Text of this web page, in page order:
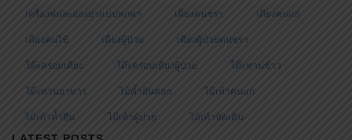
เครื่องพ่นละอองยาแบบพกพา เตียงคนชรา เตียงคนแก่
เตียงคนไข้ เตียงผู้ป่วย เตียงผู้ป่วยคนชรา
โต๊ะคร่อมเตียง โต๊ะคร่อมเตียงผู้ป่วย โต๊ะทานข้าว
โต๊ะทานอาหาร ไม้ค้ำยันศอก ไม้เท้าคนแก่
ไม้เท้าค้ำยืน ไม้เท้าผู้ป่วย ไม้เท้าหัดเดิน